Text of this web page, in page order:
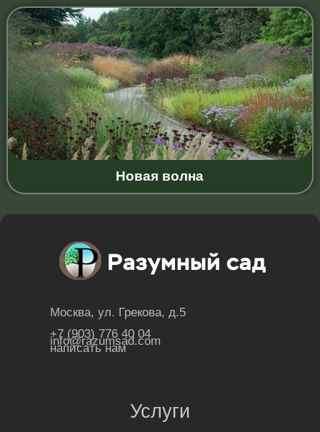
Новая волна
Москва, ул. Грекова, д.5
+7 (903) 776 40 04
info@razumsad.com
написать нам
Услуги